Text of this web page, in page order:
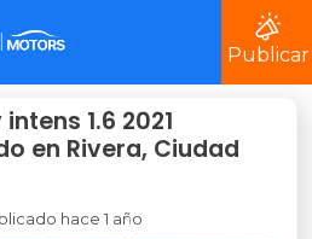
Publicar
1.6 2021
en Rivera, Ciudad
hace 1 año